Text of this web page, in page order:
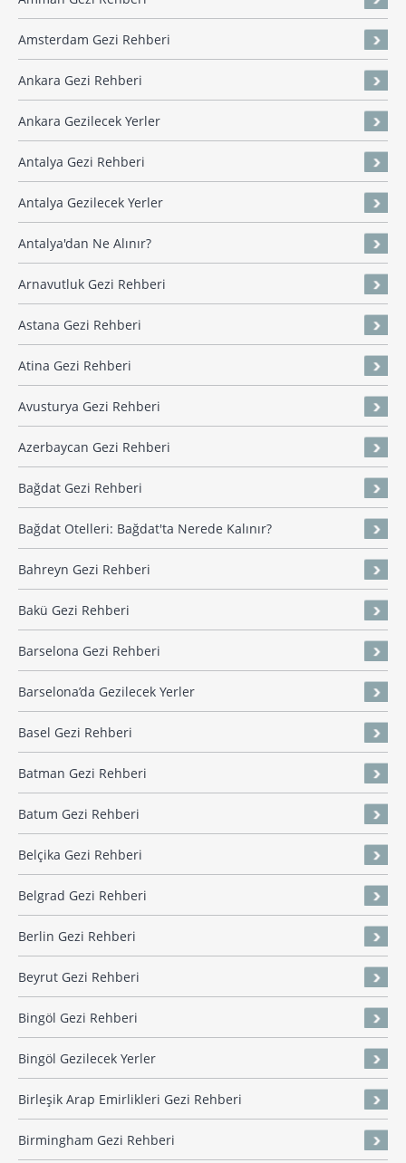
Amsterdam Gezi Rehberi
Ankara Gezi Rehberi
Ankara Gezilecek Yerler
Antalya Gezi Rehberi
Antalya Gezilecek Yerler
Antalya'dan Ne Alınır?
Arnavutluk Gezi Rehberi
Astana Gezi Rehberi
Atina Gezi Rehberi
Avusturya Gezi Rehberi
Azerbaycan Gezi Rehberi
Bağdat Gezi Rehberi
Bağdat Otelleri: Bağdat'ta Nerede Kalınır?
Bahreyn Gezi Rehberi
Bakü Gezi Rehberi
Barselona Gezi Rehberi
Barselona’da Gezilecek Yerler
Basel Gezi Rehberi
Batman Gezi Rehberi
Batum Gezi Rehberi
Belçika Gezi Rehberi
Belgrad Gezi Rehberi
Berlin Gezi Rehberi
Beyrut Gezi Rehberi
Bingöl Gezi Rehberi
Bingöl Gezilecek Yerler
Birleşik Arap Emirlikleri Gezi Rehberi
Birmingham Gezi Rehberi